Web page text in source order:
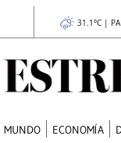
31.1°C |
MUNDO ECONOMÍA